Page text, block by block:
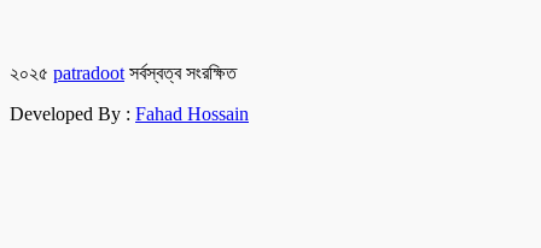
২০২৫ patradoot সর্বস্বত্ব সংরক্ষিত
Developed By : Fahad Hossain